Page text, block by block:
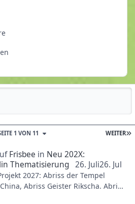
WEITER
1 VON 11
Frisbee in Neu 202X:
Thematisierung 26. Juli26. Jul
2027: Abriss der Tempel
Abriss Geister Rikscha. Abriss